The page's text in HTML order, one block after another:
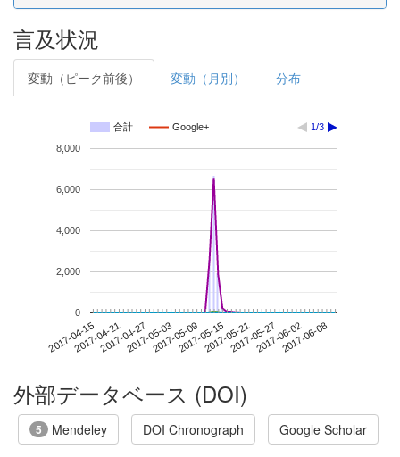
言及状況
変動（ピーク前後） 変動（月別） 分布
合計 Google+ 1/3
2017-04-152017-04-212017-04-272017-05-032017-05-092017-05-152017-05-212017-05-272017-06-022017-06-08
0
2,000
4,000
6,000
8,000
外部データベース (DOI)
5 Mendeley DOI Chronograph Google Scholar